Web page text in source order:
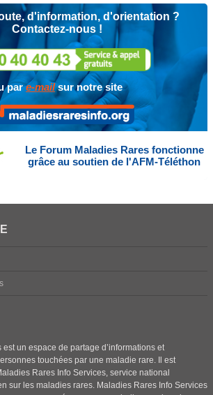
d'information, d'orientation ?
Contactez-nous !
pare-mailsur notre site
Le Forum Maladies Rares fonctionne
grâce au soutien de l'AFM-Téléthon
un espace de partage d’informations et
touchées par une maladie rare. Il est
Rares Info Services, service national
sur les maladies rares. Maladies Rares Info Services